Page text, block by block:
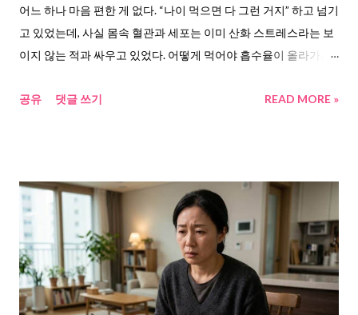
녹화 도중 급성 심근경색으로 스텐트 시술 을 받았...
어느 하나 마음 편한 게 없다. “나이 먹으면 다 그런 거지” 하고 넘기
고 있었는데, 사실 몸속 혈관과 세포는 이미 산화 스트레스라는 보
이지 않는 적과 싸우고 있었다. 어떻게 먹어야 흡수율이 올라가는
구까지 함께 정리해보았습니다. 토마토 효능이 중년에게 절실한
시작하는 시기다. 대한민국 중년 10명 중 3명 이상이 고혈압을 갖
고 있고, 50~70대가 동맥경화증 전체 환자의 83%를 차지 한다는
통계가 있다. 혈관은 소리 없이 딱딱해지고, 세포는 매일 산화 스트
레스에 시달린다. 문제는 이걸 대부분 “나이 탓”으로 넘긴다는 거
다. 그래서 “토마토 효능”을 검색하게 된다. 혈관, 혈압, 암, 노화 전
부 한 단어에 엮여 있다. 토마토 효능의 핵심, 라이코펜이라는 물질
공유 댓글 쓰기 READ MORE »